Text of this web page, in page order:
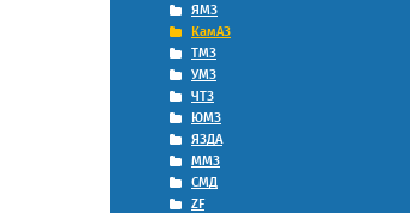
ЯМЗ
КамАЗ
ТМЗ
УМЗ
ЧТЗ
ЮМЗ
ЯЗДА
ММЗ
СМД
ZF